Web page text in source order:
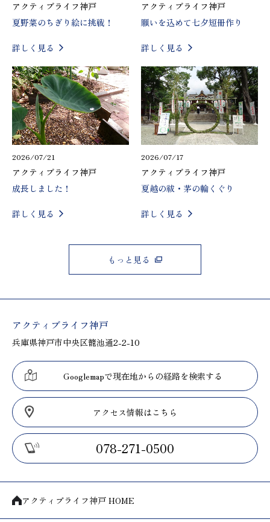
アクティブライフ神戸
夏野菜のちぎり絵に挑戦！
詳しく見る
アクティブライフ神戸
願いを込めて七夕短冊作り
詳しく見る
2026/07/21
アクティブライフ神戸
成長しました！
詳しく見る
2026/07/17
アクティブライフ神戸
夏越の祓・茅の輪くぐり
詳しく見る
もっと見る
アクティブライフ神戸
兵庫県神戸市中央区籠池通2-2-10
Googlemapで現在地からの経路を検索する
アクセス情報はこちら
078-271-0500
アクティブライフ神戸 HOME